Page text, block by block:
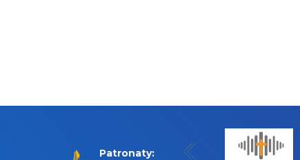
Patronaty: